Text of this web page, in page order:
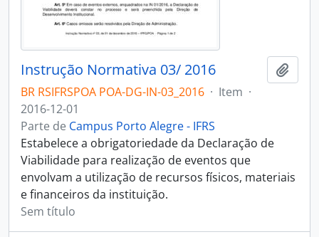
Instrução Normativa 03/ 2016
BR RSIFRSPOA POA-DG-IN-03_2016 · Item ·
2016-12-01
Parte de Campus Porto Alegre - IFRS
Estabelece a obrigatoriedade da Declaração de
Viabilidade para realização de eventos que
envolvam a utilização de recursos físicos, materiais
e financeiros da instituição.
Sem título